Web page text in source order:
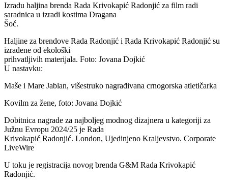
Izradu haljina brenda Rada Krivokapić Radonjić za film radi
saradnica u izradi kostima Dragana
Šoć.
Haljine za brendove Rada Radonjić i Rada Krivokapić Radonjić su
izrađene od ekološki
prihvatljivih materijala. Foto: Jovana Dojkić
U nastavku:
Maše i Mare Jablan, višestruko nagrađivana crnogorska atletičarka
Kovilm za žene, foto: Jovana Dojkić
Dobitnica nagrade za najboljeg modnog dizajnera u kategoriji za
Južnu Evropu 2024/25 je Rada
Krivokapić Radonjić. London, Ujedinjeno Kraljevstvo. Corporate
LiveWire
U toku je registracija novog brenda G&M Rada Krivokapić
Radonjić.